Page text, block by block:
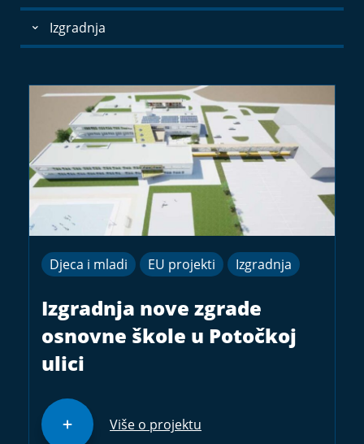
Izgradnja
Djeca i mladi EU projekti Izgradnja
Izgradnja nove zgrade
osnovne škole u Potočkoj
ulici
Više o projektu